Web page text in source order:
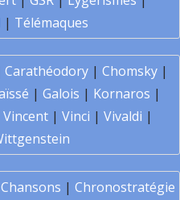
| Télémaques
Carathéodory| Chomsky|
| Galois | Kornaros |
Vincent | Vinci | Vivaldi |
Chansons | Chronostratégie